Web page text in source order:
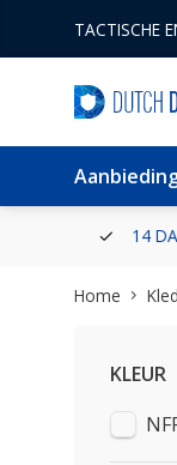
TACTISCHE
14
Home
KLEUR